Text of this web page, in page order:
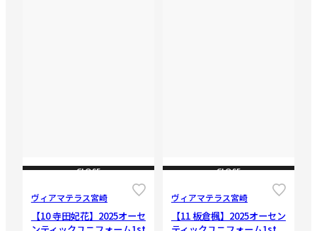
CLOSE
ヴィアマテラス宮崎
【10 寺田妃花】2025オーセ
CLOSE
ヴィアマテラス宮崎
【11 板倉楓】2025オーセン